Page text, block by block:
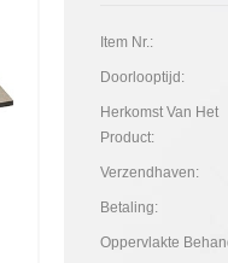
Item Nr.:
Doorlooptijd:
Herkomst Van Het
Product:
Verzendhaven:
Betaling:
Oppervlakte